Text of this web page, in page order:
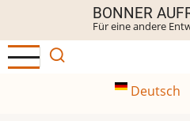
Inhalt
BONNER
Für eine andere
Deutsch